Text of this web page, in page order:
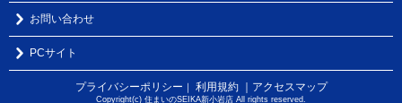
お問い合わせ
PCサイト
プライバシーポリシー ｜ 利用規約 ｜アクセスマップ
Copyright(c) 住まいのSEIKA新小岩店 All rights reserved.